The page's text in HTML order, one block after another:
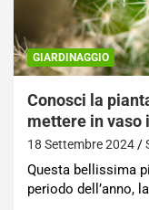
GIARDINAGGIO
Conosci la
mettere in vaso
18 Settembre 2024
Questa bellissima
periodo dell’anno,